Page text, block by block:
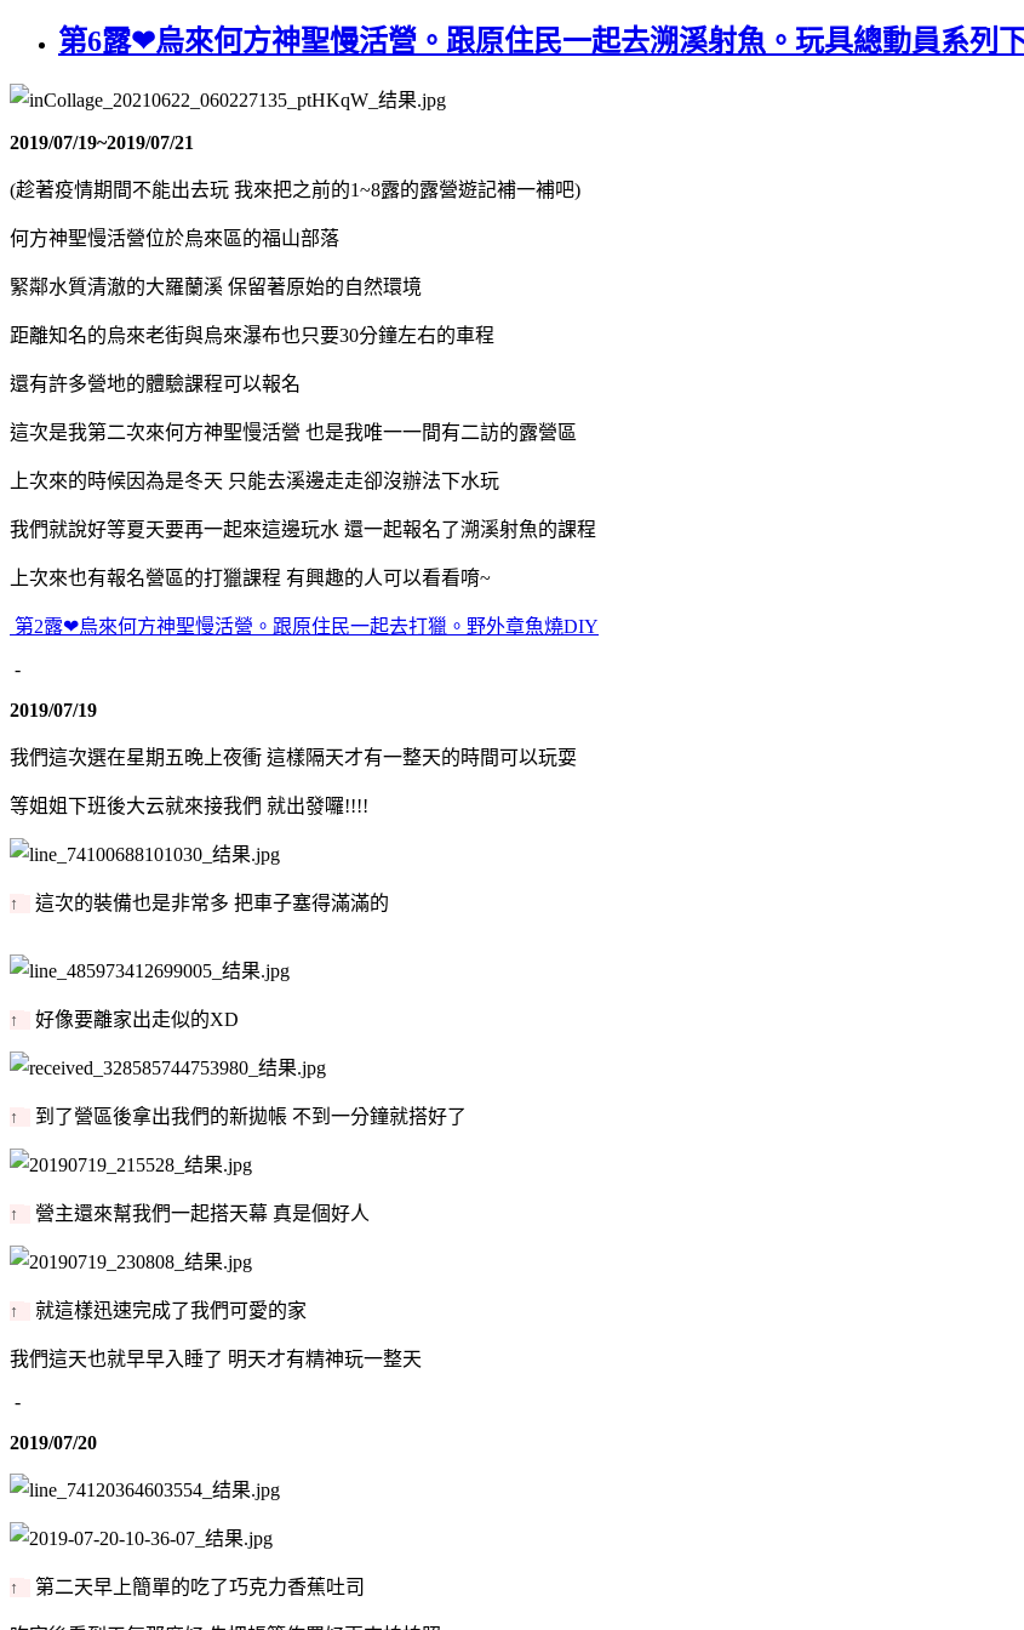
第6露❤烏來何方神聖慢活營。跟原住民一起去溯溪射魚。玩具總動員系列
2019/07/19~2019/07/21
(趁著疫情期間不能出去玩 我來把之前的1~8露的露營遊記補一補吧)
何方神聖慢活營位於烏來區的福山部落
緊鄰水質清澈的大羅蘭溪 保留著原始的自然環境
距離知名的烏來老街與烏來瀑布也只要30分鐘左右的車程
還有許多營地的體驗課程可以報名
這次是我第二次來何方神聖慢活營 也是我唯一一間有二訪的露營區
上次來的時候因為是冬天 只能去溪邊走走卻沒辦法下水玩
我們就說好等夏天要再一起來這邊玩水 還一起報名了溯溪射魚的課程
上次來也有報名營區的打獵課程 有興趣的人可以看看唷~
第2露❤烏來何方神聖慢活營。跟原住民一起去打獵。野外章魚燒DIY
-
2019/07/19
我們這次選在星期五晚上夜衝 這樣隔天才有一整天的時間可以玩耍
等姐姐下班後大云就來接我們 就出發囉!!!!
↑ 這次的裝備也是非常多 把車子塞得滿滿的
↑ 好像要離家出走似的XD
↑ 到了營區後拿出我們的新拋帳 不到一分鐘就搭好了
↑ 營主還來幫我們一起搭天幕 真是個好人
↑ 就這樣迅速完成了我們可愛的家
我們這天也就早早入睡了 明天才有精神玩一整天
-
2019/07/20
↑ 第二天早上簡單的吃了巧克力香蕉吐司